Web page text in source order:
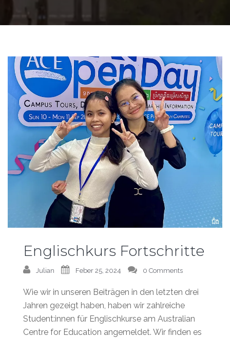
Englischkurs Fortschritte
Julian Feber 25, 2024 0 Comments
Wie wir in unseren Beiträgen in den letzten drei
Jahren gezeigt haben, haben wir zahlreiche
Student:innen für Englischkurse am Australian
Centre for Education angemeldet. Wir finden es